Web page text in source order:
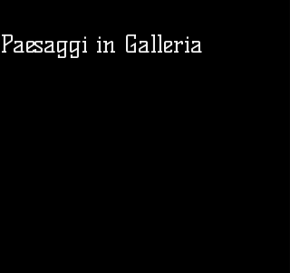
Paesaggi in Galleria